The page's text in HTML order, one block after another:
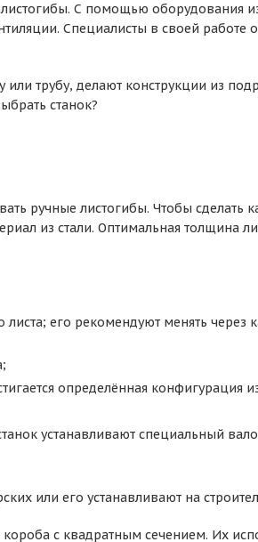
С помощью оборудования
Специалисты в своей работе
или трубу, делают конструкции из
станок?
ручные листогибы. Чтобы сделать
из стали. Оптимальная толщина
его рекомендуют менять
определённая конфигурация
устанавливают специальный
или его устанавливают на
с квадратным сечением. Их